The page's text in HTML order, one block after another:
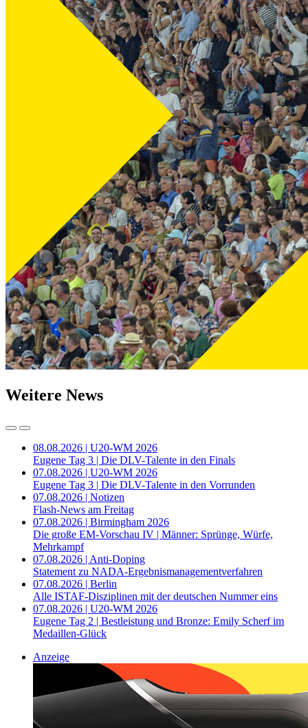
Weitere News
08.08.2026 | U20-WM 2026
Eugene Tag 3 | Die DLV-Talente in den Finals
07.08.2026 | U20-WM 2026
Eugene Tag 3 | Die DLV-Talente in den Vorrunden
07.08.2026 | Notizen
Flash-News am Freitag
07.08.2026 | Birmingham 2026
Die große EM-Vorschau IV | Männer: Sprünge, Würfe,
Mehrkampf
07.08.2026 | Anti-Doping
Statement zu NADA-Ergebnismanagementverfahren
07.08.2026 | Berlin
Alle ISTAF-Disziplinen mit der deutschen Nummer eins
07.08.2026 | U20-WM 2026
Eugene Tag 2 | Bestleistung und Bronze: Emily Scherf im
Medaillen-Glück
Anzeige